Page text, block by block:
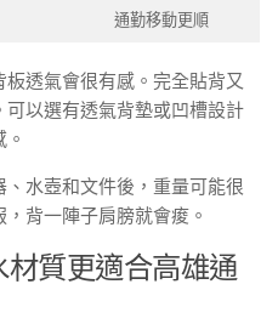
通勤移動更順
透氣會很有感。完全貼背又
以選有透氣背墊或凹槽設計
水壺和文件後，重量可能很
背一陣子肩膀就會痠。
質更適合高雄通